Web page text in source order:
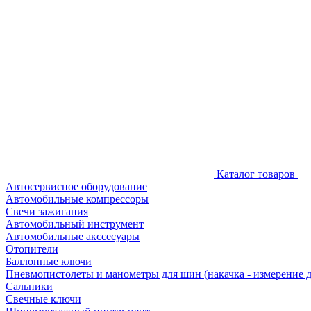
Каталог товаров
Автосервисное оборудование
Автомобильные компрессоры
Свечи зажигания
Автомобильный инструмент
Автомобильные акссесуары
Отопители
Баллонные ключи
Пневмопистолеты и манометры для шин (накачка - измерение
Сальники
Свечные ключи